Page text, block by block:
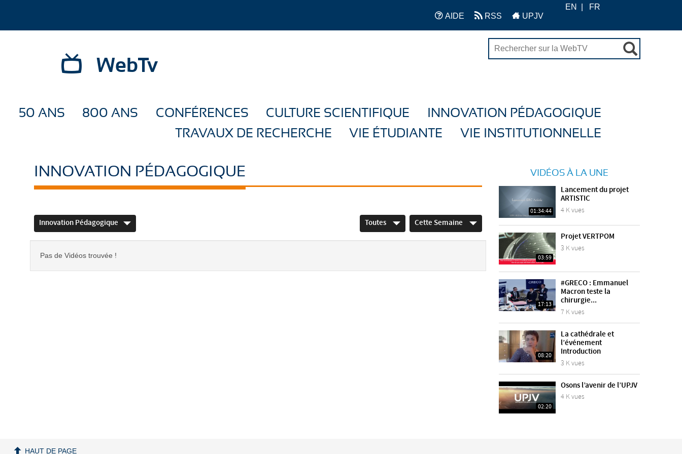
AIDE RSS UPJV
EN FR
WebTv
50 ANS 800 ANS CONFÉRENCES CULTURE SCIENTIFIQUE
INNOVATION PÉDAGOGIQUE
TRAVAUX DE RECHERCHE
VIE ÉTUDIANTE VIE INSTITUTIONNELLE
INNOVATION PÉDAGOGIQUE
Innovation Pédagogique Toutes Cette Semaine
Pas de Vidéos trouvée !
VIDÉOS À LA UNE
01:34:44
Lancement du projet
ARTISTIC
4 K vues
03:59
Projet VERTPOM
3 K vues
17:13
#GRECO : Emmanuel
Macron teste la
chirurgie...
7 K vues
08:20
La cathédrale et
l’événement
Introduction
3 K vues
02:20
Osons l’avenir de l’UPJV
4 K vues
HAUT DE PAGE